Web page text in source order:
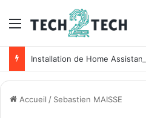
Menu
Installation de Home
Accueil / Sebastien MAISSE